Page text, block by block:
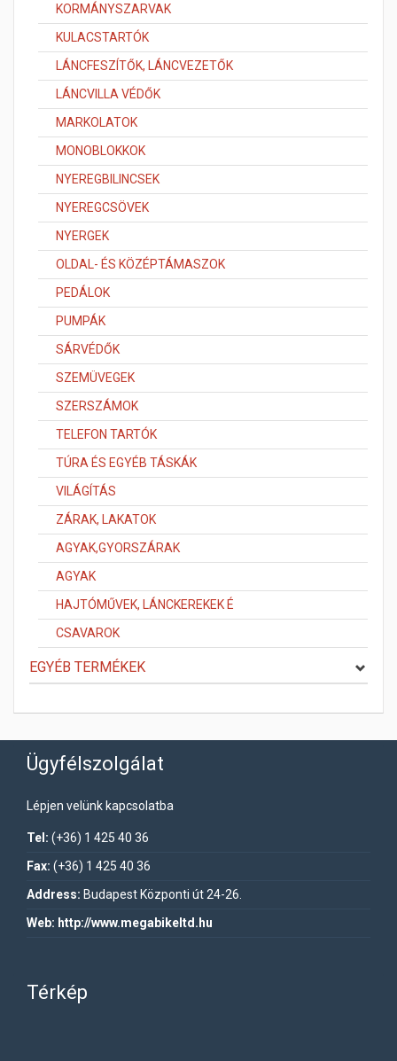
KORMÁNYSZARVAK
KULACSTARTÓK
LÁNCFESZÍTŐK, LÁNCVEZETŐK
LÁNCVILLA VÉDŐK
MARKOLATOK
MONOBLOKKOK
NYEREGBILINCSEK
NYEREGCSÖVEK
NYERGEK
OLDAL- ÉS KÖZÉPTÁMASZOK
PEDÁLOK
PUMPÁK
SÁRVÉDŐK
SZEMÜVEGEK
SZERSZÁMOK
TELEFON TARTÓK
TÚRA ÉS EGYÉB TÁSKÁK
VILÁGÍTÁS
ZÁRAK, LAKATOK
AGYAK,GYORSZÁRAK
AGYAK
HAJTÓMŰVEK, LÁNCKEREKEK É
CSAVAROK
EGYÉB TERMÉKEK
Ügyfélszolgálat
Lépjen velünk kapcsolatba
Tel: (+36) 1 425 40 36
Fax: (+36) 1 425 40 36
Address: Budapest Központi út 24-26.
Web: http://www.megabikeltd.hu
Térkép